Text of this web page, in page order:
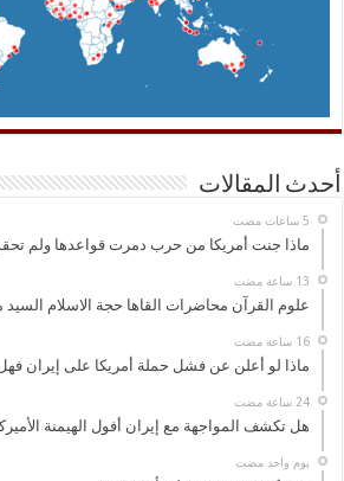
أحدث المقالات
ماذا جنت أمريكا من حرب دمرت قواعدها ولم
علوم القرآن محاضرات القاها حجة الاسلام السيد
‏16 ساعة مضت
ماذا لو أعلن عن فشل حملة أمريكا على إيران
‏24 ساعة مضت
هل تكشف المواجهة مع إيران أفول الهيمنة
‏يوم واحد مضت